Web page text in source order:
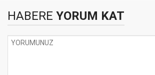
HABERE YORUM KAT